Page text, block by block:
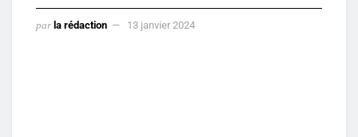
par la rédaction 13 janvier 2024